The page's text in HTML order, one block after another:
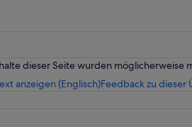
dieser Seite wurden möglicherweise
anzeigen (Englisch)Feedback zu